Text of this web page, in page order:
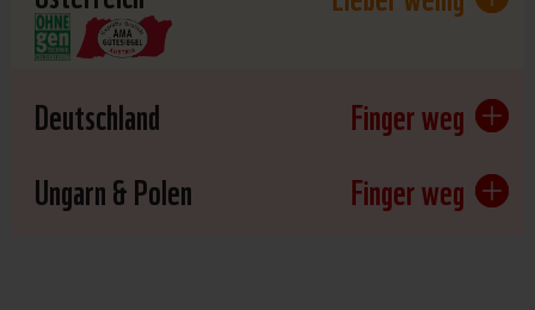
Deutschland
Finger weg
Ungarn & Polen
Finger weg